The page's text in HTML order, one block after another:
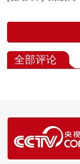
全部评论